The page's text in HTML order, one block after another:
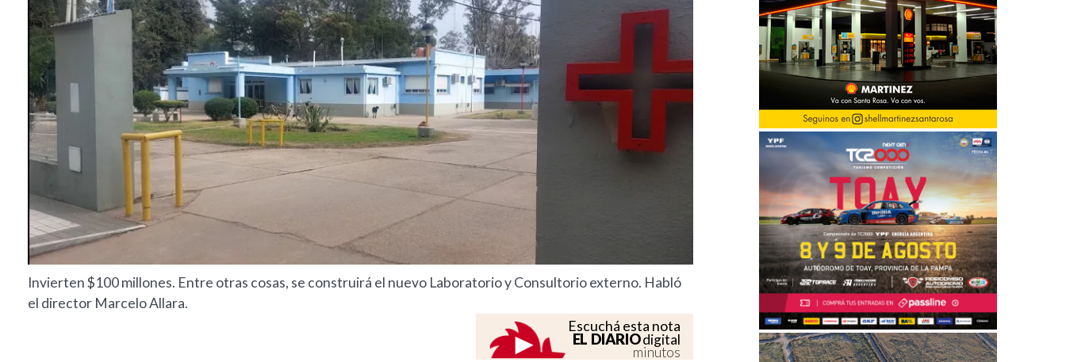
Invierten $100 millones. Entre otras cosas, se construirá el nuevo Laboratorio y Consultorio externo. Habló
el director Marcelo Allara.
Escuchá esta nota
EL DIARIOdigital
minutos